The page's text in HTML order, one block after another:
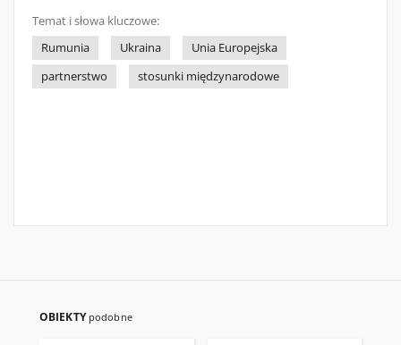
Temat i słowa kluczowe:
Rumunia
Ukraina
Unia Europejska
partnerstwo
stosunki międzynarodowe
OBIEKTY podobne